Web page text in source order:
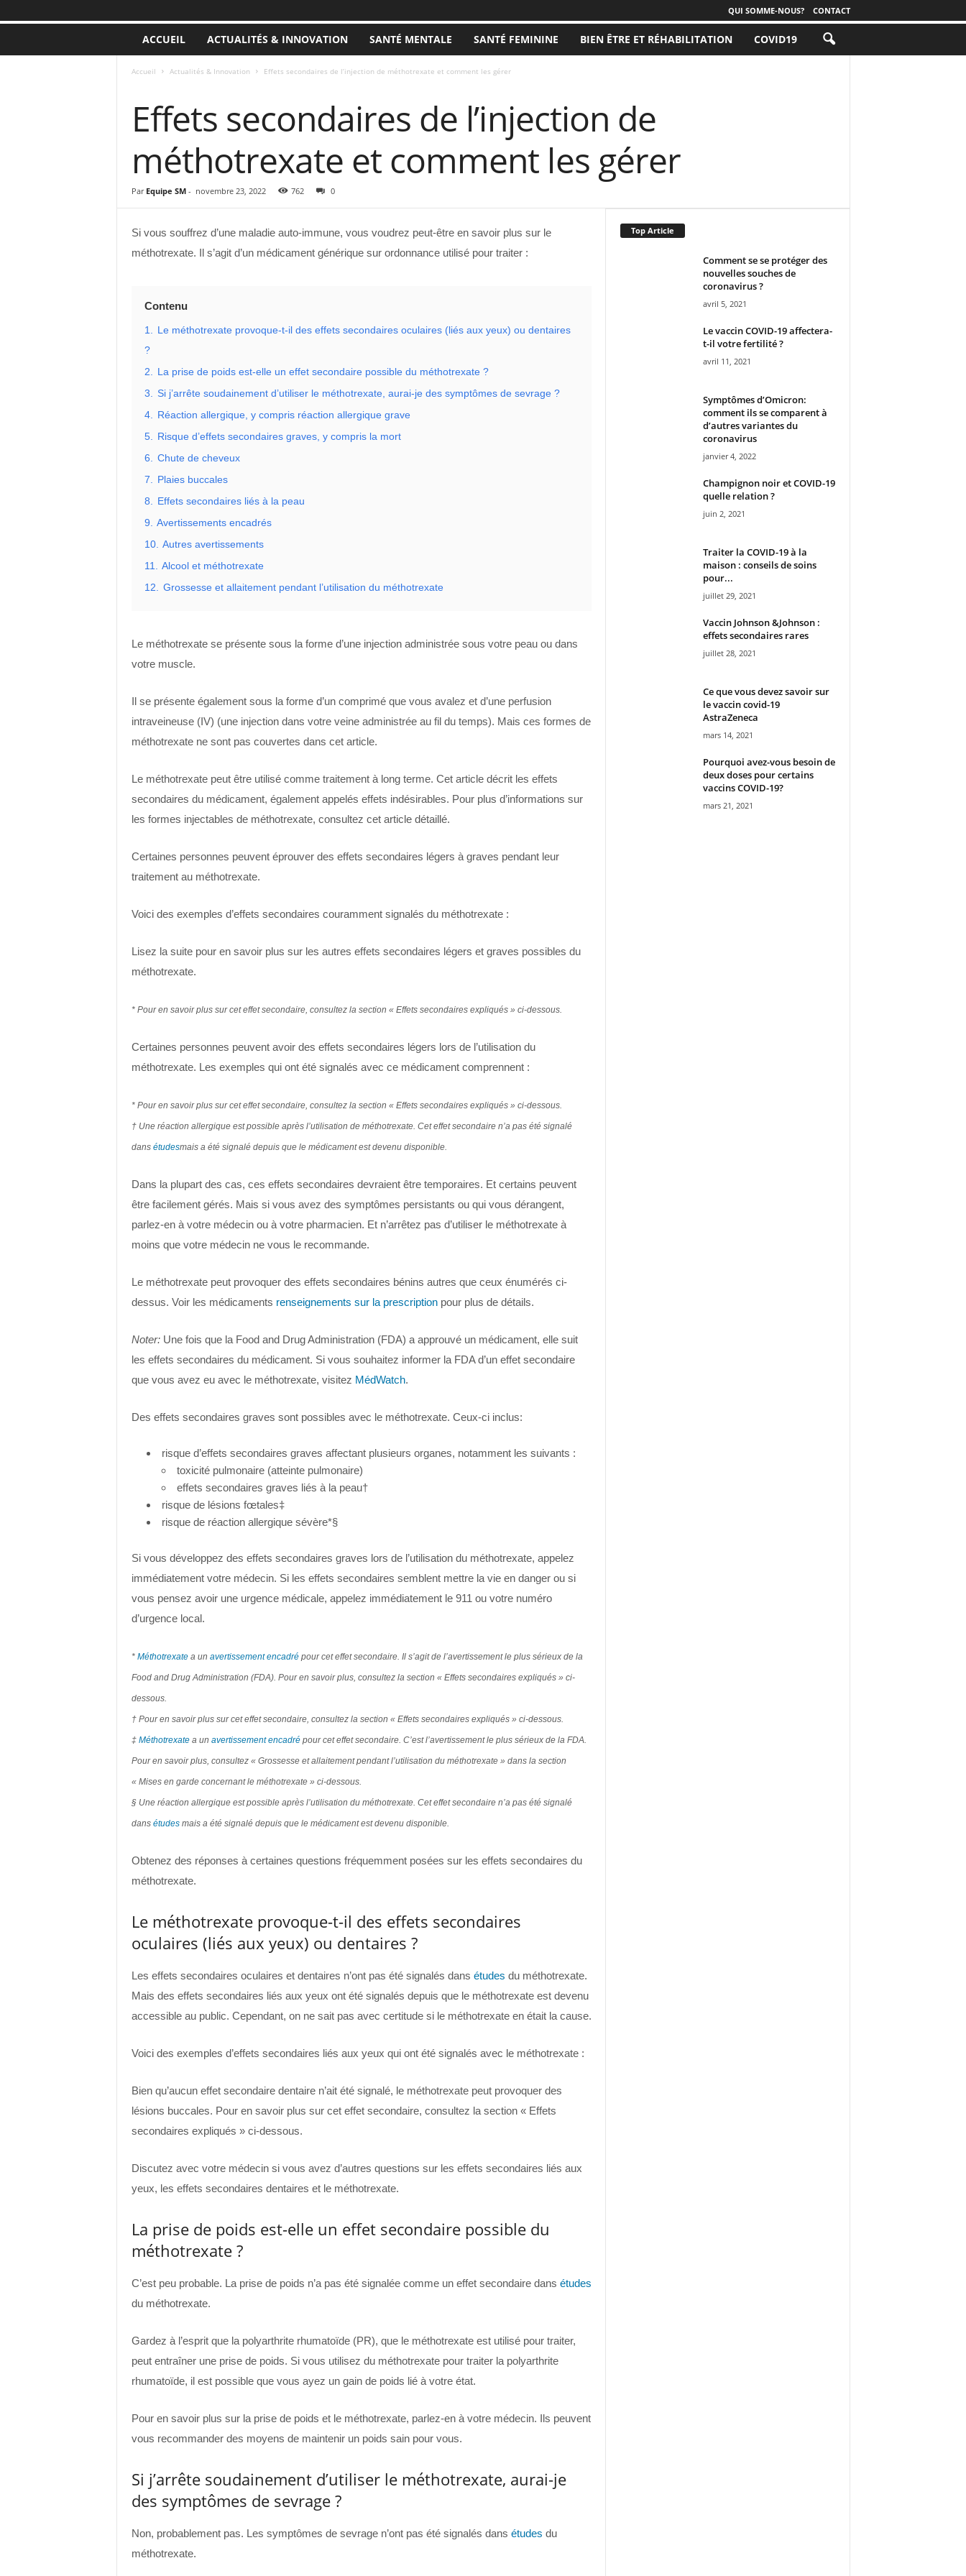
QUI SOMME-NOUS? CONTACT
ACCUEIL ACTUALITÉS & INNOVATION SANTÉ MENTALE SANTÉ FEMININE BIEN ÊTRE ET RÉHABILITATION COVID19
Accueil Actualités & Innovation Effets secondaires de l’injection de méthotrexate et comment les gérer
Effets secondaires de l’injection de
méthotrexate et comment les gérer
Par Equipe SM- novembre 23, 2022 762 0
Si vous souffrez d’une maladie auto-immune, vous voudrez peut-être en savoir plus sur le
méthotrexate. Il s’agit d’un médicament générique sur ordonnance utilisé pour traiter :
Contenu
1. Le méthotrexate provoque-t-il des effets secondaires oculaires (liés aux yeux) ou dentaires
?
2. La prise de poids est-elle un effet secondaire possible du méthotrexate ?
3. Si j’arrête soudainement d’utiliser le méthotrexate, aurai-je des symptômes de sevrage ?
4. Réaction allergique, y compris réaction allergique grave
5. Risque d’effets secondaires graves, y compris la mort
6. Chute de cheveux
7. Plaies buccales
8. Effets secondaires liés à la peau
9. Avertissements encadrés
10. Autres avertissements
11. Alcool et méthotrexate
12. Grossesse et allaitement pendant l’utilisation du méthotrexate
Le méthotrexate se présente sous la forme d’une injection administrée sous votre peau ou dans
votre muscle.
Il se présente également sous la forme d’un comprimé que vous avalez et d’une perfusion
intraveineuse (IV) (une injection dans votre veine administrée au fil du temps). Mais ces formes de
méthotrexate ne sont pas couvertes dans cet article.
Le méthotrexate peut être utilisé comme traitement à long terme. Cet article décrit les effets
secondaires du médicament, également appelés effets indésirables. Pour plus d’informations sur
les formes injectables de méthotrexate, consultez cet article détaillé.
Certaines personnes peuvent éprouver des effets secondaires légers à graves pendant leur
traitement au méthotrexate.
Voici des exemples d’effets secondaires couramment signalés du méthotrexate :
Lisez la suite pour en savoir plus sur les autres effets secondaires légers et graves possibles du
méthotrexate.
* Pour en savoir plus sur cet effet secondaire, consultez la section « Effets secondaires expliqués » ci-dessous.
Certaines personnes peuvent avoir des effets secondaires légers lors de l’utilisation du
méthotrexate. Les exemples qui ont été signalés avec ce médicament comprennent :
* Pour en savoir plus sur cet effet secondaire, consultez la section « Effets secondaires expliqués » ci-dessous.
† Une réaction allergique est possible après l’utilisation de méthotrexate. Cet effet secondaire n’a pas été signalé
dans étudesmais a été signalé depuis que le médicament est devenu disponible.
Dans la plupart des cas, ces effets secondaires devraient être temporaires. Et certains peuvent
être facilement gérés. Mais si vous avez des symptômes persistants ou qui vous dérangent,
parlez-en à votre médecin ou à votre pharmacien. Et n’arrêtez pas d’utiliser le méthotrexate à
moins que votre médecin ne vous le recommande.
Le méthotrexate peut provoquer des effets secondaires bénins autres que ceux énumérés ci-
dessus. Voir les médicaments renseignements sur la prescriptionpour plus de détails.
Noter: Une fois que la Food and Drug Administration (FDA) a approuvé un médicament, elle suit
les effets secondaires du médicament. Si vous souhaitez informer la FDA d’un effet secondaire
que vous avez eu avec le méthotrexate, visitez MédWatch.
Des effets secondaires graves sont possibles avec le méthotrexate. Ceux-ci inclus:
risque d’effets secondaires graves affectant plusieurs organes, notamment les suivants :
toxicité pulmonaire (atteinte pulmonaire)
effets secondaires graves liés à la peau†
risque de lésions fœtales‡
risque de réaction allergique sévère*§
Si vous développez des effets secondaires graves lors de l’utilisation du méthotrexate, appelez
immédiatement votre médecin. Si les effets secondaires semblent mettre la vie en danger ou si
vous pensez avoir une urgence médicale, appelez immédiatement le 911 ou votre numéro
d’urgence local.
* Méthotrexatea un avertissement encadrépour cet effet secondaire. Il s’agit de l’avertissement le plus sérieux de la
Food and Drug Administration (FDA). Pour en savoir plus, consultez la section « Effets secondaires expliqués » ci-
dessous.
† Pour en savoir plus sur cet effet secondaire, consultez la section « Effets secondaires expliqués » ci-dessous.
‡ Méthotrexatea un avertissement encadrépour cet effet secondaire. C’est l’avertissement le plus sérieux de la FDA.
Pour en savoir plus, consultez « Grossesse et allaitement pendant l’utilisation du méthotrexate » dans la section
« Mises en garde concernant le méthotrexate » ci-dessous.
§ Une réaction allergique est possible après l’utilisation du méthotrexate. Cet effet secondaire n’a pas été signalé
dans étudesmais a été signalé depuis que le médicament est devenu disponible.
Obtenez des réponses à certaines questions fréquemment posées sur les effets secondaires du
méthotrexate.
Le méthotrexate provoque-t-il des effets secondaires
oculaires (liés aux yeux) ou dentaires ?
Les effets secondaires oculaires et dentaires n’ont pas été signalés dans études du méthotrexate.
Mais des effets secondaires liés aux yeux ont été signalés depuis que le méthotrexate est devenu
accessible au public. Cependant, on ne sait pas avec certitude si le méthotrexate en était la cause.
Voici des exemples d’effets secondaires liés aux yeux qui ont été signalés avec le méthotrexate :
Bien qu’aucun effet secondaire dentaire n’ait été signalé, le méthotrexate peut provoquer des
lésions buccales. Pour en savoir plus sur cet effet secondaire, consultez la section « Effets
secondaires expliqués » ci-dessous.
Discutez avec votre médecin si vous avez d’autres questions sur les effets secondaires liés aux
yeux, les effets secondaires dentaires et le méthotrexate.
La prise de poids est-elle un effet secondaire possible du
méthotrexate ?
C’est peu probable. La prise de poids n’a pas été signalée comme un effet secondaire dans études
du méthotrexate.
Gardez à l’esprit que la polyarthrite rhumatoïde (PR), que le méthotrexate est utilisé pour traiter,
peut entraîner une prise de poids. Si vous utilisez du méthotrexate pour traiter la polyarthrite
rhumatoïde, il est possible que vous ayez un gain de poids lié à votre état.
Pour en savoir plus sur la prise de poids et le méthotrexate, parlez-en à votre médecin. Ils peuvent
vous recommander des moyens de maintenir un poids sain pour vous.
Si j’arrête soudainement d’utiliser le méthotrexate, aurai-je
des symptômes de sevrage ?
Non, probablement pas. Les symptômes de sevrage n’ont pas été signalés dans études du
méthotrexate.
Top Article
Comment se se protéger des
nouvelles souches de
coronavirus ?
avril 5, 2021
Le vaccin COVID-19 affectera-
t-il votre fertilité ?
avril 11, 2021
Symptômes d’Omicron:
comment ils se comparent à
d’autres variantes du
coronavirus
janvier 4, 2022
Champignon noir et COVID-19
quelle relation ?
juin 2, 2021
Traiter la COVID-19 à la
maison : conseils de soins
pour...
juillet 29, 2021
Vaccin Johnson &Johnson :
effets secondaires rares
juillet 28, 2021
Ce que vous devez savoir sur
le vaccin covid-19
AstraZeneca
mars 14, 2021
Pourquoi avez-vous besoin de
deux doses pour certains
vaccins COVID-19?
mars 21, 2021